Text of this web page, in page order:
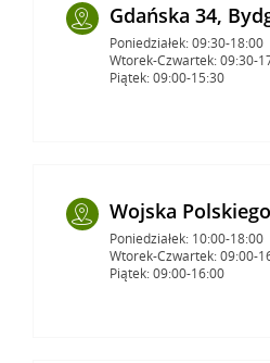
Gdańska 34,
Poniedziałek: 09:30-18:00
Wtorek-Czwartek: 09:30-
Piątek: 09:00-15:30
Wojska
Poniedziałek: 10:00-18:00
Wtorek-Czwartek: 09:00-
Piątek: 09:00-16:00